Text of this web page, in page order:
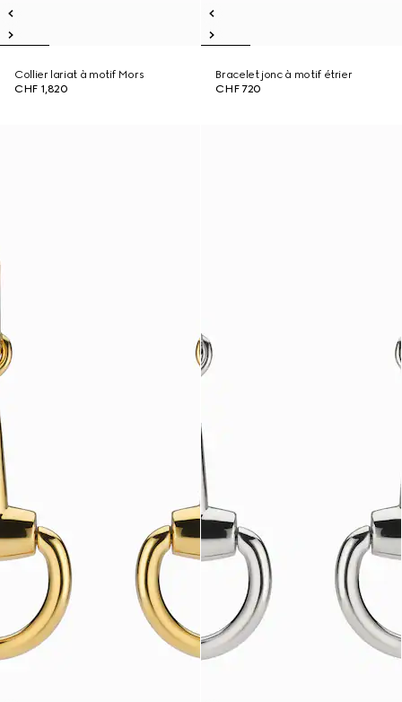
Collier lariat à motif Mors
CHF 1,820
Bracelet jonc à motif étrier
CHF 720